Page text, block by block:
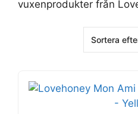
vuxenprodukter från